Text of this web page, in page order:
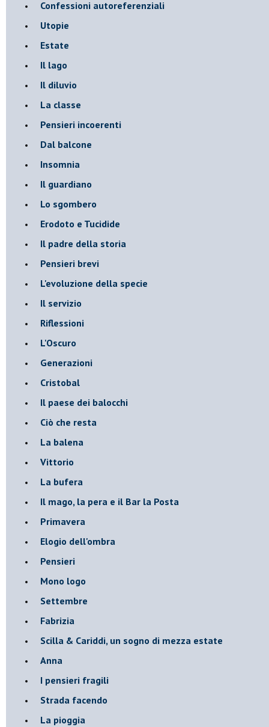
Confessioni autoreferenziali
Utopie
Estate
Il lago
Il diluvio
La classe
Pensieri incoerenti
Dal balcone
Insomnia
Il guardiano
Lo sgombero
Erodoto e Tucidide
Il padre della storia
Pensieri brevi
L'evoluzione della specie
Il servizio
Riflessioni
L'Oscuro
Generazioni
Cristobal
Il paese dei balocchi
Ciò che resta
La balena
Vittorio
La bufera
Il mago, la pera e il Bar la Posta
Primavera
Elogio dell'ombra
Pensieri
Mono logo
Settembre
Fabrizia
​Scilla & Cariddi, un sogno di mezza estate
Anna
I pensieri fragili
Strada facendo
La pioggia